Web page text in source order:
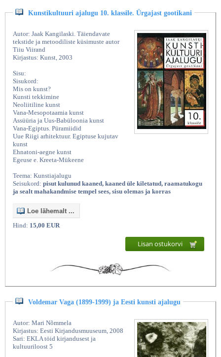
Kunstikultuuri ajalugu 10. klassile. Ürgajast gootikani
Autor: Jaak Kangilaski. Täiendavate
tekstide ja metoodiliste küsimuste autor
Tiiu Viirand
Kirjastus: Kunst, 2003
Sisu:
Sisukord:
Mis on kunst?
Kunsti tekkimine
Neoliitiline kunst
Vana-Mesopotaamia kunst
Assüüria ja Uus-Babüloonia kunst
Vana-Egiptus. Püramiidid
Uue Riigi arhitektuur. Egiptuse kujutav
kunst
Ehnatoni-aegne kunst
Egeuse e. Kreeta-Mükeene
Teema: Kunstiajalugu
Seisukord: pisut kulunud kaaned, kaaned üle kiletatud, raamatukogu
ja sealt mahakandmise tempel sees, sisu olemas ja korras
Loe lähemalt ...
Hind: 15,00 EUR
Lisan ostukorvi
Voldemar Vaga (1899-1999) ja Eesti kunsti ajalugu
Autor: Mari Nõmmela
Kirjastus: Eesti Kirjandusmuuseum, 2008
Sari: EKLA töid kirjandusest ja
kultuuriloost 5